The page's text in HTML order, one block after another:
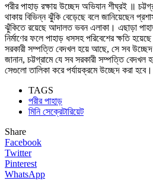
পরীর পাহাড় রক্ষায় উচ্ছেদ অভিযান শীঘ্রই ॥
থাকায় বিভিন্ন ঝুঁকি বেড়েছে বলে জানিয়েছেন
ঝুঁকিতে রয়েছে আদালত ভবন এলাকা। এছাড়া
নির্মাণের ফলে পাহাড় ধসসহ পরিবেশের ক্ষতি
সরকারী সম্পত্তি বেদখল হয়ে আছে, সে সব উচ্ছেদ
জানান, চট্টগ্রামে যে সব সরকারী সম্পত্তি
সেগুলো তালিকা করে পর্যায়ক্রমে উচ্ছেদ করা হবে।
TAGS
পরীর পাহাড়
মিনি সেক্রেটারিয়েট
Share
Facebook
Twitter
Pinterest
WhatsApp